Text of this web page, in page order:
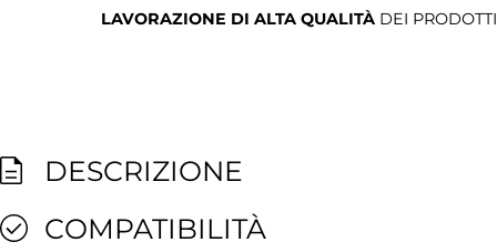
LAVORAZIONE DI ALTA QUALITÀ DEI PRODOTTI
DESCRIZIONE
COMPATIBILITÀ